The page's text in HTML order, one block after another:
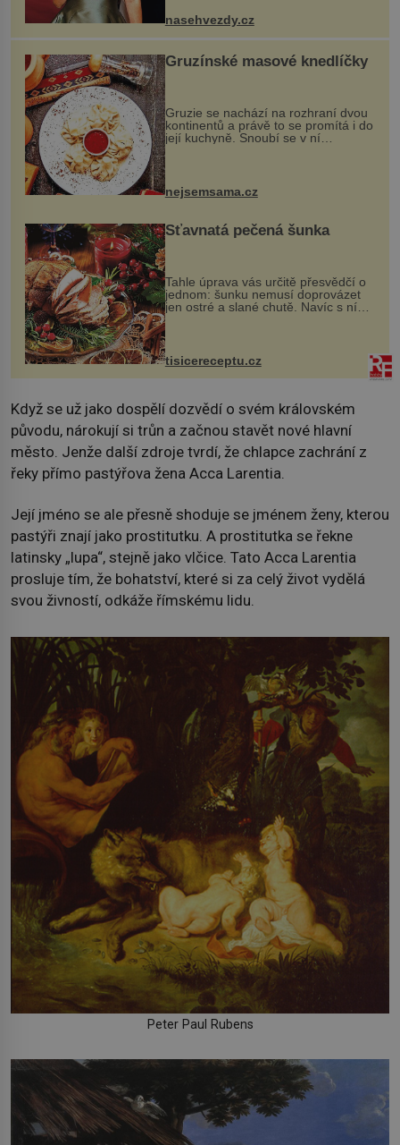
nasehvezdy.cz
Gruzínské masové knedlíčky
Gruzie se nachází na rozhraní dvou
kontinentů a právě to se promítá i do
její kuchyně. Snoubí se v ní
evropské a asijské chutě a díky tomu
pokrmy, které rozhodně st...
nejsemsama.cz
Šťavnatá pečená šunka
Tahle úprava vás určitě přesvědčí o
jednom: šunku nemusí doprovázet
jen ostré a slané chutě. Navíc s ní
nakrmíte poměrně hodně hladových
krků. Ingredience sádlo 3 kg šunky
vcelku 3 stroužky česneku hl...
tisicereceptu.cz
Když se už jako dospělí dozvědí o svém královském
původu, nárokují si trůn a začnou stavět nové hlavní
město. Jenže další zdroje tvrdí, že chlapce zachrání z
řeky přímo pastýřova žena Acca Larentia.
Její jméno se ale přesně shoduje se jménem ženy, kterou
pastýři znají jako prostitutku. A prostitutka se řekne
latinsky „lupa“, stejně jako vlčice. Tato Acca Larentia
prosluje tím, že bohatství, které si za celý život vydělá
svou živností, odkáže římskému lidu.
Peter Paul Rubens